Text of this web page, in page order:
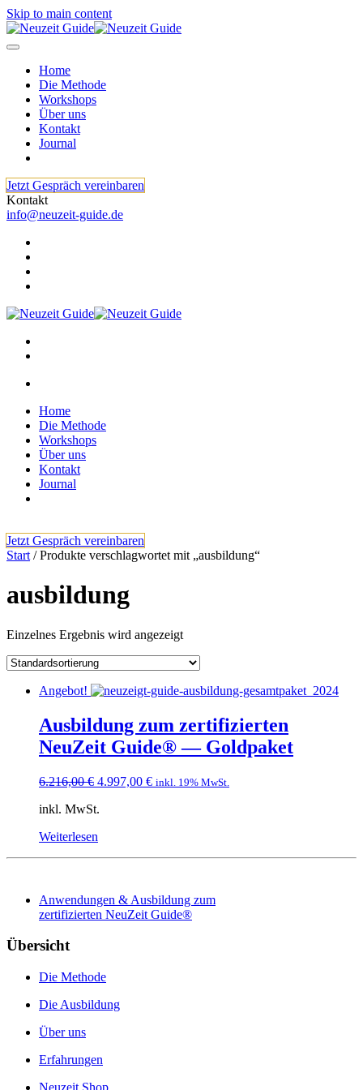
Skip to main content
Home
Die Methode
Workshops
Über uns
Kontakt
Journal
Jetzt Gespräch vereinbaren
Kontakt
info@neuzeit-guide.de
Home
Die Methode
Workshops
Über uns
Kontakt
Journal
Jetzt Gespräch vereinbaren
Start / Produkte verschlagwortet mit „ausbildung“
ausbildung
Einzelnes Ergebnis wird angezeigt
Angebot!
Ausbildung zum zertifizierten
NeuZeit Guide® — Goldpaket
6.216,00€ Ursprünglicher
war:
4.997,00 €Aktueller
inkl. 19% MwSt.
inkl. MwSt.
Weiterlesen
Anwendungen & Ausbildung zum
zertifizierten NeuZeit Guide®
Übersicht
Die Methode
Die Ausbildung
Über uns
Erfahrungen